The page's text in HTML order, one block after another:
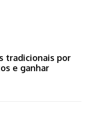
tradicionais por
e ganhar